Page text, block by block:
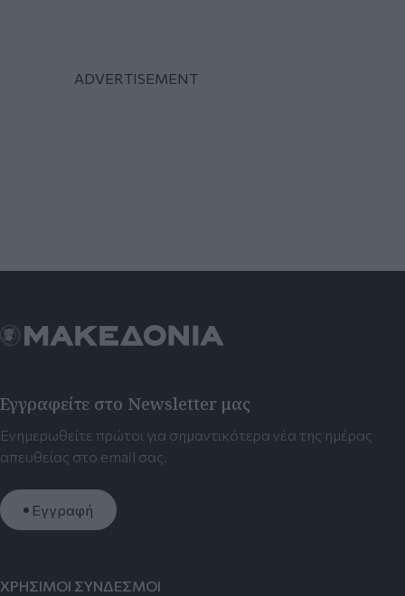
Εγγραφείτε στο Newsletter μας
Ενημερωθείτε πρώτοι για σημαντικότερα νέα της ημέρας
απευθείας στο email σας.
Εγγραφή
ΧΡΗΣΙΜΟΙ ΣΥΝΔΕΣΜΟΙ